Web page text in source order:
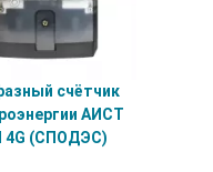
счётчик
АИСТ
4G (СПОДЭС)